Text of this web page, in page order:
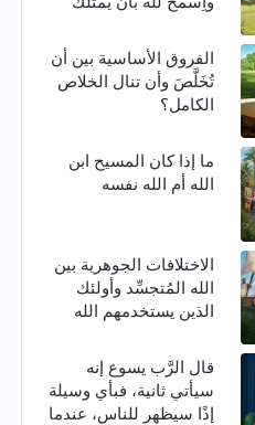
الفروق الأساسية بين أن
تُخَلَّصَ وأن تنال الخلاص
الكامل؟
ما إذا كان المسيح ابن
الله أم الله نفسه
الاختلافات الجوهرية بين
الله المُتجسِّد وأولئك
الذين يستخدمهم الله
قال الرَّب يسوع إنه
سيأتي ثانية، فبأي وسيلة
إذًا سيظهر للناس، عندما